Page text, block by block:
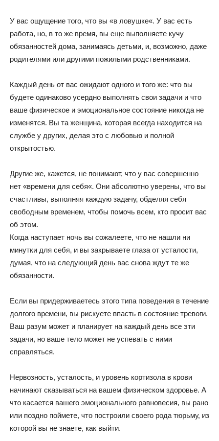
У вас ощущение того, что вы «в ловушке«. У вас есть
работа, но, в то же время, вы еще выполняете кучу
обязанностей дома, занимаясь детьми, и, возможно, даже
родителями или другими пожилыми родственниками.
Каждый день от вас ожидают одного и того же: что вы
будете одинаково усердно выполнять свои задачи и что
ваше физическое и эмоциональное состояние никогда не
изменятся. Вы та женщина, которая всегда находится на
службе у других, делая это с любовью и полной
открытостью.
Другие же, кажется, не понимают, что у вас совершенно
нет «времени для себя«. Они абсолютно уверены, что вы
счастливы, выполняя каждую задачу, обделяя себя
свободным временем, чтобы помочь всем, кто просит вас
об этом.
Когда наступает ночь вы сожалеете, что не нашли ни
минутки для себя, и вы закрываете глаза от усталости,
думая, что на следующий день вас снова ждут те же
обязанности.
Если вы придерживаетесь этого типа поведения в течение
долгого времени, вы рискуете впасть в состояние тревоги.
Ваш разум может и планирует на каждый день все эти
задачи, но ваше тело может не успевать с ними
справляться.
Нервозность, усталость, и уровень кортизола в крови
начинают сказываться на вашем физическом здоровье. А
что касается вашего эмоционального равновесия, вы рано
или поздно поймете, что построили своего рода тюрьму, из
которой вы не знаете, как выйти.